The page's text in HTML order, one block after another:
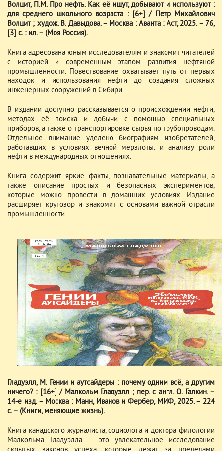
Волцит, П.М. Про нефть. Как её ищут, добывают и используют :
для среднего школьного возраста : [6+] / Петр Михайлович
Волцит ; худож. В. Давыдова. – Москва : Аванта : Аст, 2025. – 76,
[3] с. : ил. – (Моя Россия).
Книга адресована юным исследователям и знакомит читателей
с историей и современным этапом развития нефтяной
промышленности. Повествование охватывает путь от первых
находок и использования нефти до создания сложных
инженерных сооружений в Сибири.
В издании доступно рассказывается о происхождении нефти,
методах её поиска и добычи с помощью специальных
приборов, а также о транспортировке сырья по трубопроводам.
Отдельное внимание уделено биографиям изобретателей,
работавших в условиях вечной мерзлоты, и анализу роли
нефти в международных отношениях.
Книга содержит яркие факты, познавательные материалы, а
также описание простых и безопасных экспериментов,
которые можно провести в домашних условиях. Издание
расширяет кругозор и знакомит с основами важной отрасли
промышленности.
Гладуэлл, М. Гении и аутсайдеры : почему одним всё, а другим
ничего? : [16+] / Малкольм Гладуэлл ; пер. с англ. О. Галкин. –
14-е изд. – Москва : Манн, Иванов и Фербер, МИФ, 2025. – 224
с. – (Книги, меняющие жизнь).
Книга канадского журналиста, социолога и доктора филологии
Малкольма Гладуэлла – это увлекательное исследование